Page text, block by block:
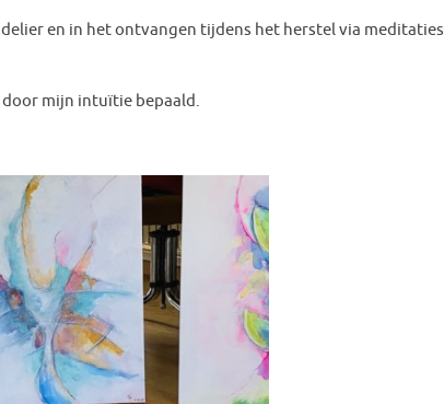
en in het ontvangen tijdens het herstel via meditaties
mijn intuïtie bepaald.